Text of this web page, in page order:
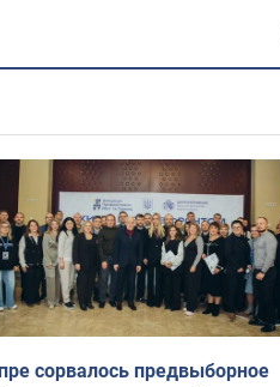
сорвалось предвыборное